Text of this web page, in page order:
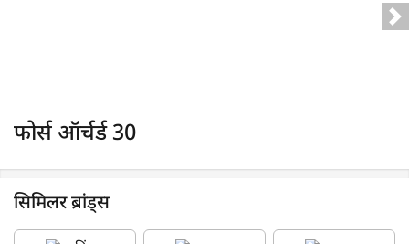
फोर्स ऑर्चर्ड 30
सिमिलर ब्रांड्स